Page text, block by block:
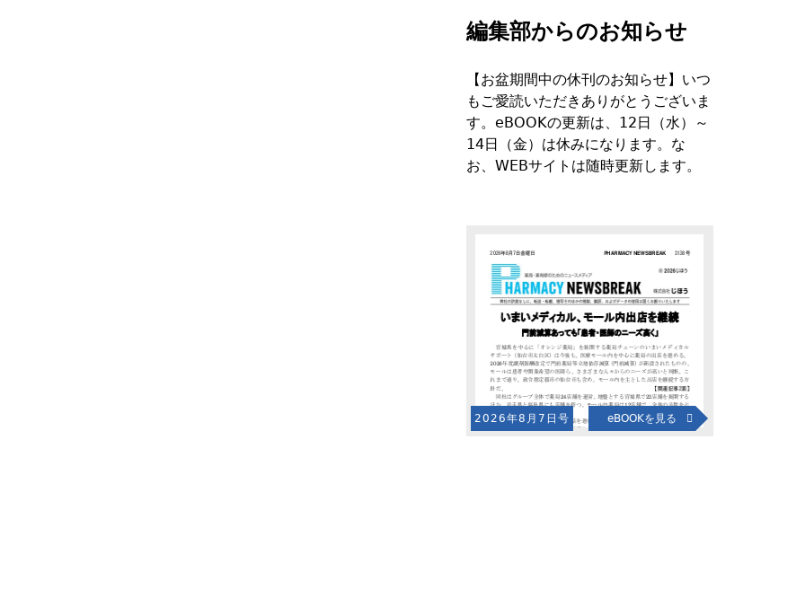
編集部からのお知らせ
【お盆期間中の休刊のお知らせ】いつ
もご愛読いただきありがとうございま
す。eBOOKの更新は、12日（水）～
14日（金）は休みになります。な
お、WEBサイトは随時更新します。
2026年8月7日号 eBOOKを見る